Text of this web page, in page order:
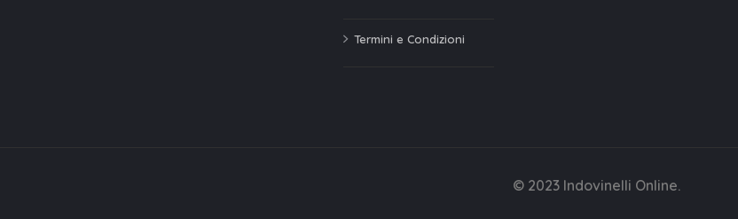
Termini e Condizioni
© 2023 Indovinelli Online.